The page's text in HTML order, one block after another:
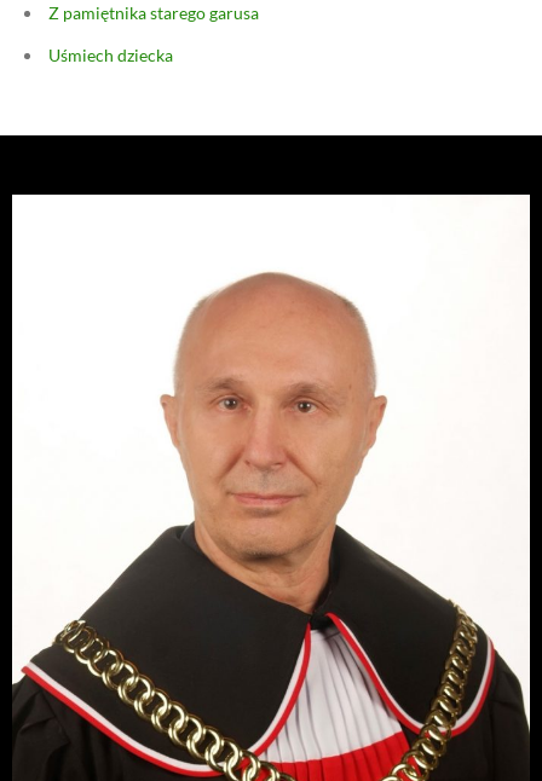
Z pamiętnika starego garusa
Uśmiech dziecka